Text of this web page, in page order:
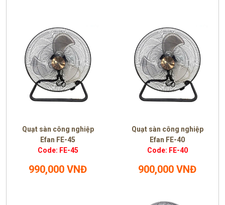
Quạt sàn công nghiệp
Efan FE-45
Code: FE-45
990,000 VNĐ
Quạt sàn công nghiệp
Efan FE-40
Code: FE-40
900,000 VNĐ